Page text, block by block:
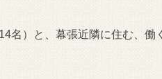
名）と、幕張近隣に住む、働